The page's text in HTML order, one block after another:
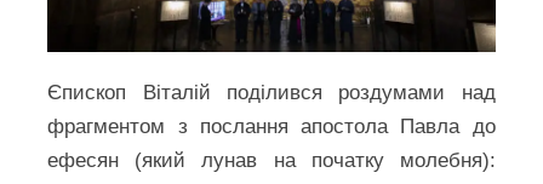
Єпископ Віталій поділився роздумами над
фрагментом з послання апостола Павла до
ефесян (який лунав на початку молебня):